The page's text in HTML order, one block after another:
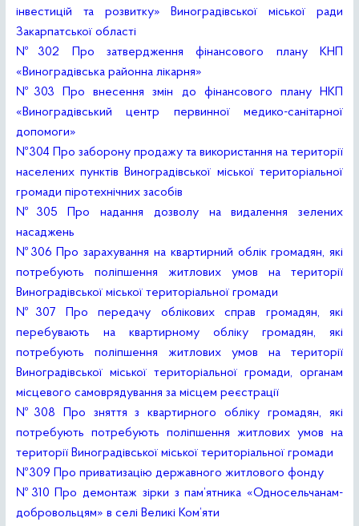
інвестицій та розвитку» Виноградівської міської ради
Закарпатської області
№302 Про затвердження фінансового плану КНП
«Виноградівська районна лікарня»
№303 Про внесення змін до фінансового плану НКП
«Виноградівський центр первинної медико-санітарної
допомоги»
№304 Про заборону продажу та використання на території
населених пунктів Виноградівської міської територіальної
громади піротехнічних засобів
№305 Про надання дозволу на видалення зелених
насаджень
№306 Про зарахування на квартирний облік громадян, які
потребують поліпшення житлових умов на території
Виноградівської міської територіальної громади
№307 Про передачу облікових справ громадян, які
перебувають на квартирному обліку громадян, які
потребують поліпшення житлових умов на території
Виноградівської міської територіальної громади, органам
місцевого самоврядування за місцем реєстрації
№308 Про зняття з квартирного обліку громадян, які
потребують потребують поліпшення житлових умов на
території Виноградівської міської територіальної громади
№309 Про приватизацію державного житлового фонду
№310 Про демонтаж зірки з пам’ятника «Односельчанам-
добровольцям» в селі Великі Ком’яти